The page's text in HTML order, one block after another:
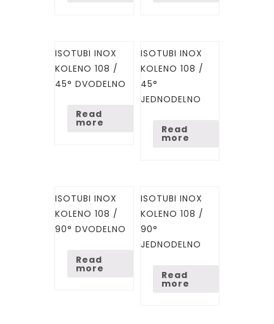
ISOTUBI INOX
KOLENO 108 /
45° DVODELNO
Read
more
ISOTUBI INOX
KOLENO 108 /
45°
JEDNODELNO
Read
more
ISOTUBI INOX
KOLENO 108 /
90° DVODELNO
Read
more
ISOTUBI INOX
KOLENO 108 /
90°
JEDNODELNO
Read
more